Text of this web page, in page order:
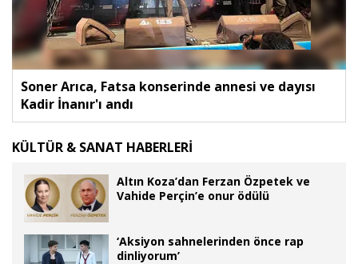
Soner Arıca, Fatsa konserinde annesi ve dayısı
Kadir İnanır'ı andı
KÜLTÜR & SANAT HABERLERİ
Altın Koza’dan Ferzan Özpetek ve
Vahide Perçin’e onur ödülü
‘Aksiyon sahnelerinden önce rap
dinliyorum’